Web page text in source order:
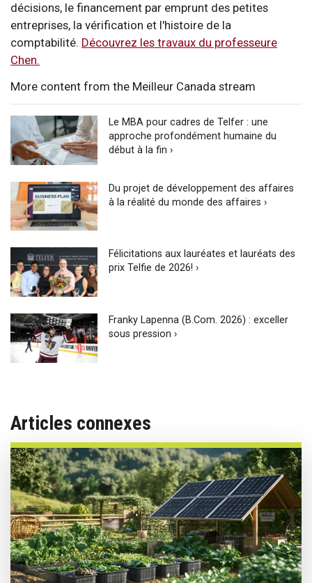
décisions, le financement par emprunt des petites
entreprises, la vérification et l'histoire de la
comptabilité. Découvrez les travaux du professeure
Chen.
More content from the Meilleur Canada stream
Le MBA pour cadres de Telfer : une
approche profondément humaine du
début à la fin ›
Du projet de développement des affaires
à la réalité du monde des affaires ›
Félicitations aux lauréates et lauréats des
prix Telfie de 2026! ›
Franky Lapenna (B.Com. 2026) : exceller
sous pression ›
Articles connexes